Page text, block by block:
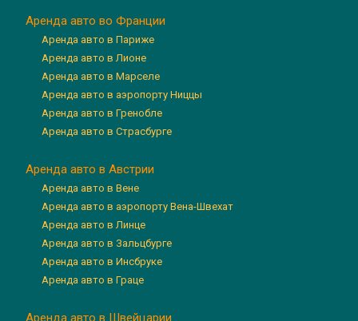
Аренда авто во Франции
Аренда авто в Париже
Аренда авто в Лионе
Аренда авто в Марселе
Аренда авто в аэропорту Ниццы
Аренда авто в Гренобле
Аренда авто в Страсбурге
Аренда авто в Австрии
Аренда авто в Вене
Аренда авто в аэропорту Вена-Швехат
Аренда авто в Линце
Аренда авто в Зальцбурге
Аренда авто в Инсбруке
Аренда авто в Граце
Аренда авто в Швейцарии